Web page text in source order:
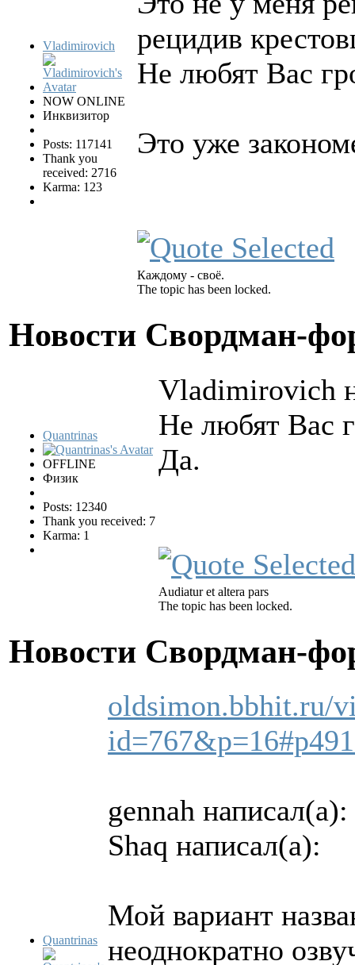
Vladimirovich
NOW ONLINE
Инквизитор
Posts: 117141
Thank you
received: 2716
Karma: 123
рецидив
Не любят Вас
Это уже
Каждому - своё.
The topic has been locked.
Новости Свордман-
Quantrinas
OFFLINE
Физик
Posts: 12340
Thank you received: 7
Karma: 1
Vladimirovich
Не любят Вас
Да.
Audiatur et altera pars
The topic has been locked.
Новости Свордман-
Quantrinas
oldsimon.bbhit.ru/
gennah написал(а):
Shaq написал(а):
Мой вариант
неоднократно